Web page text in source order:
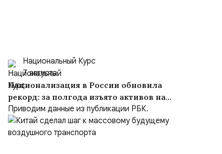
Национальный Курс
7 августа
Национализация в России обновила
рекорд: за полгода изъято активов на
$10,16 млрд
Приводим данные из публикации РБК.